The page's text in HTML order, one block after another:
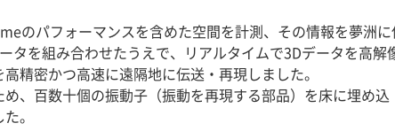
のパフォーマンスを含めた空間を計測、その情報を夢洲
を組み合わせたうえで、リアルタイムで3Dデータを高解
精密かつ高速に遠隔地に伝送・再現しました。
、百数十個の振動子（振動を再現する部品）を床に埋め込
。